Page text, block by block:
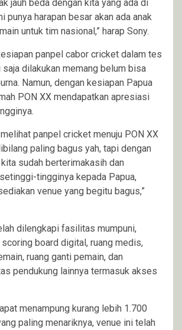
jauh beda dengan kita yang ada di
punya harapan besar akan ada anak
untuk tim nasional,” harap Sony.
panpel cabor cricket dalam tes
saja dilakukan memang belum bisa
Namun, dengan kesiapan Papua
PON XX mendapatkan apresiasi
panpel cricket menuju PON XX
paling bagus yah, tapi dengan
sudah berterimakasih dan
tingginya kepada Papua,
venue yang begitu bagus,”
dilengkapi fasilitas mumpuni,
board digital, ruang medis,
ruang ganti pemain, dan
pendukung lainnya termasuk akses
menampung kurang lebih 1.700
paling menariknya, venue ini telah